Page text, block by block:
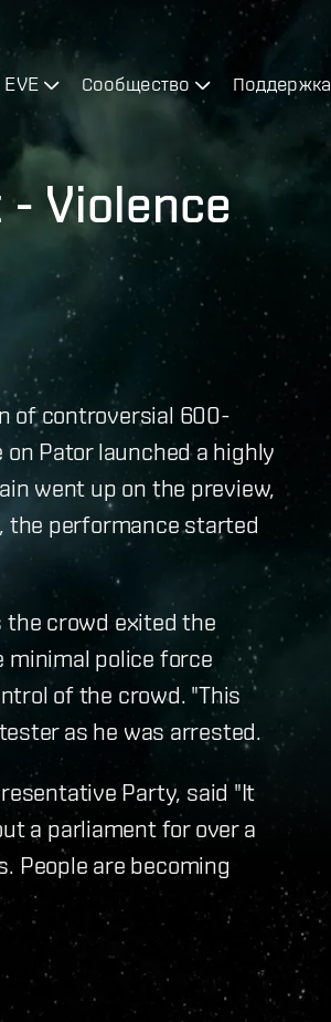
Сообщество Поддержка
Violence
of controversial 600-
on Pator launched a highly
went up on the preview,
the performance started
the crowd exited the
minimal police force
of the crowd. "This
as he was arrested.
Party, said "It
a parliament for over a
People are becoming